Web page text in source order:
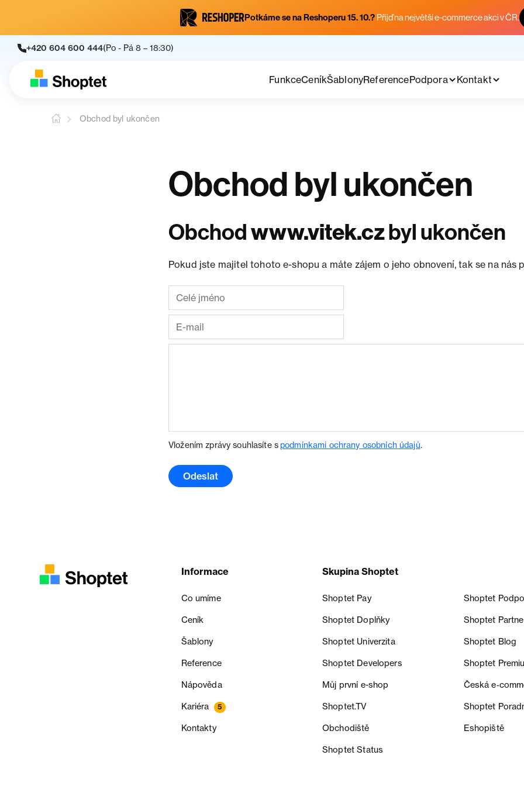
Potkáme se na Reshoperu 15. 10.? Přijď na největší e-commerce akci v ČR.
+420 604 600 444(Po - Pá 8 – 18:30)
FunkceCeníkŠablonyReferencePodpora Kontakt
Obchod byl ukončen
Obchod byl ukončen
Obchodwww.vitek.czbyl ukončen
Pokud jste majitel tohoto e-shopu a máte zájem o jeho obnovení, tak se na nás
Vložením zprávy souhlasíte spodmínkami ochrany osobních údajů.
Odeslat
Informace
Co umíme
Ceník
Šablony
Reference
Nápověda
Kariéra 5
Kontakty
Skupina Shoptet
Shoptet Pay Shoptet
Shoptet Doplňky Shoptet
Shoptet Univerzita Shoptet Blog
Shoptet Developers Shoptet
Můj první e-shop Česká
Shoptet.TV Shoptet
Obchodiště Eshopiště
Shoptet Status